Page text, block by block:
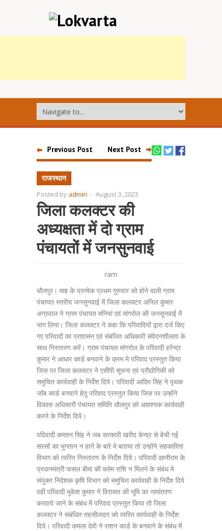
Previous Post Next Post
राजस्थान
Posted by admin - August 3, 2023
जिला कलक्टर की
अध्यक्षता में दो ग्राम
पंचायतों में जनसुनवाई
ram
धौलपुर। माह के प्रत्येक प्रथम गुरुवार को होने वाली ग्राम
पंचायत स्तरीय जनसुनवाई में जिला कलक्टर अनिल कुमार
अग्रवाल ने ग्राम पंचायत मनियां एवं मांगरोल की जनसुनवाई में
भाग लिया। जिला कलक्टर ने कहा कि परिवादियों द्वारा दर्ज किए
गए परिवादों का प्रशासन एवं संबंधित अधिकारी संवेदनशीलता के
साथ निस्तारण करें। ग्राम पंचायत मांगरोल के परिवादी हरेंन्द्र
कुमार ने आधार कार्ड बनवाने के क्रम मे परिवाद प्रस्तुत किया
जिस पर जिला कलक्टर ने एसीपी सूचना एवं प्रौद्योगिकी को
समुचित कार्यवाही के निर्देश दिये। परिवादी आदिम सिंह ने पृथक
जॉब कार्ड बनवाने हेतु परिवाद प्रस्तुत किया जिस पर उन्होंने
विकास अधिकारी पंचायत समिति धौलपुर को आवश्यक कार्यवाही
करने के निर्देश दिये।
पदिवादी कप्तान सिंह ने जब सरकारी खरीद केन्द्र से बेची गई
सरसों का भुगतान न हाने के बारे मे बताया तो उन्होंने सहकारिता
विभाग को त्वरित निस्तारण के निर्देश दिये। परिवादी ज्ञानीराम के
प्रधानमंत्री फसल बीमा की क्लेम राशि न मिलने के संबंध मे
संयुक्त निदेशक कृषि विभाग को समुचित कार्यवाही के निर्देश दिये
वहीं परिवादी मुकेश कुमार ने विरासत की भूमि का नामांतरण
करवाये जाने के संबंध में परिवाद प्रस्तुत किया तो जिला
कलक्टर ने संबंधित तहसीलदार को त्वरित कार्यवाही के निर्देश
दिये। परिवादी कमला देवी ने राशन कार्ड के बनवाने के संबंध में